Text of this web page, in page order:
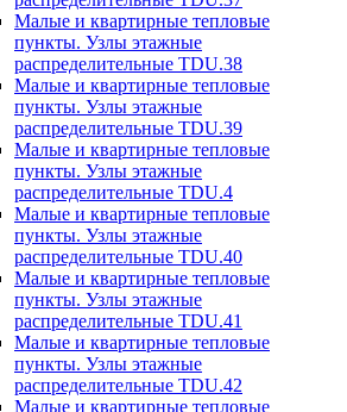
Малые и квартирные тепловые
пункты. Узлы этажные
распределительные TDU.38
Малые и квартирные тепловые
пункты. Узлы этажные
распределительные TDU.39
Малые и квартирные тепловые
пункты. Узлы этажные
распределительные TDU.4
Малые и квартирные тепловые
пункты. Узлы этажные
распределительные TDU.40
Малые и квартирные тепловые
пункты. Узлы этажные
распределительные TDU.41
Малые и квартирные тепловые
пункты. Узлы этажные
распределительные TDU.42
Малые и квартирные тепловые